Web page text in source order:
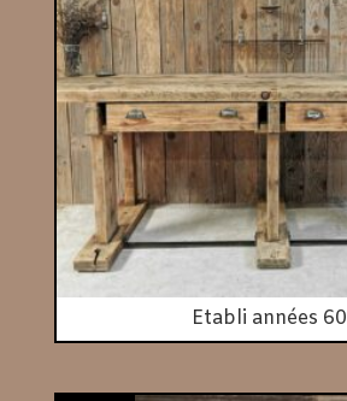
Etabli années 60